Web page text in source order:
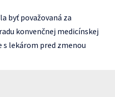
byť považovaná za
konvenčnej medicínskej
lekárom pred zmenou